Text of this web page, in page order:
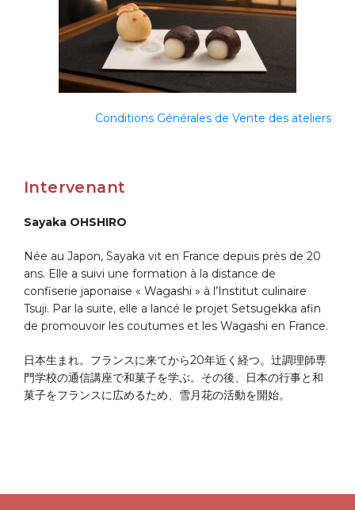
Conditions Générales de Vente des ateliers
Intervenant
Sayaka OHSHIRO
Née au Japon, Sayaka vit en France depuis près de 20
ans. Elle a suivi une formation à la distance de
confiserie japonaise « Wagashi » à l’Institut culinaire
Tsuji. Par la suite, elle a lancé le projet Setsugekka afin
de promouvoir les coutumes et les Wagashi en France.
日本生まれ。フランスに来てから20年近く経つ。辻調理師専
門学校の通信講座で和菓子を学ぶ。その後、日本の行事と和
菓子をフランスに広めるため、雪月花の活動を開始。